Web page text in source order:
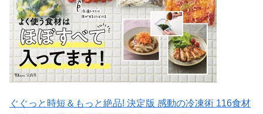
ぐぐっと時短＆もっと絶品! 決定版 感動の冷凍術 116食材